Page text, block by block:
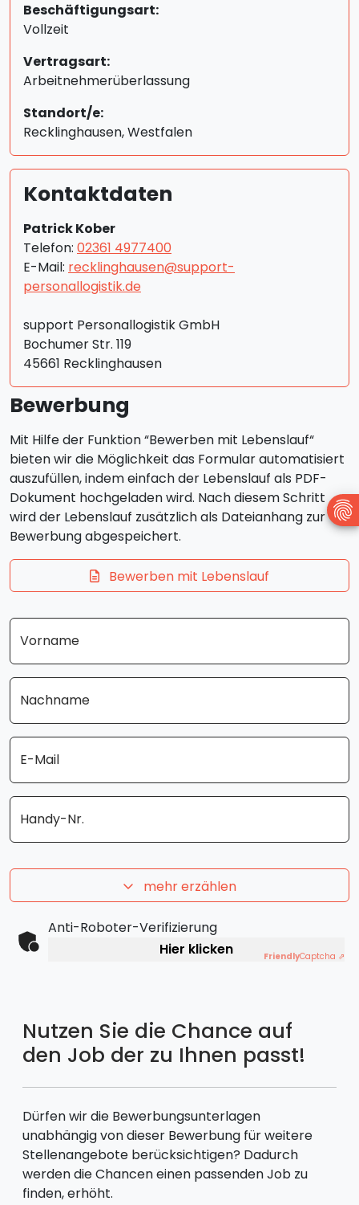
Beschäftigungsart:
Vollzeit
Vertragsart:
Arbeitnehmerüberlassung
Standort/e:
Recklinghausen, Westfalen
Kontaktdaten
Patrick Kober
Telefon: 02361 4977400
E-Mail: recklinghausen@support-
personallogistik.de
support Personallogistik GmbH
Bochumer Str. 119
45661 Recklinghausen
Bewerbung
Mit Hilfe der Funktion “Bewerben mit Lebenslauf“
bieten wir die Möglichkeit das Formular automatisiert
auszufüllen, indem einfach der Lebenslauf als PDF-
Dokument hochgeladen wird. Nach diesem Schritt
wird der Lebenslauf zusätzlich als Dateianhang zur
Bewerbung abgespeichert.
Bewerben mit Lebenslauf
Vorname
Nachname
E-Mail
Handy-Nr.
mehr erzählen
Anti-Roboter-Verifizierung
Hier klicken
FriendlyCaptcha ⇗
Nutzen Sie die Chance auf
den Job der zu Ihnen passt!
Dürfen wir die Bewerbungsunterlagen
unabhängig von dieser Bewerbung für weitere
Stellenangebote berücksichtigen? Dadurch
werden die Chancen einen passenden Job zu
finden, erhöht.